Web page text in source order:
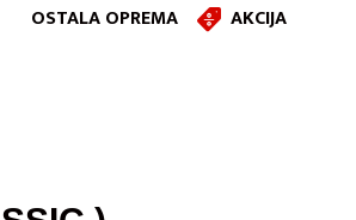
OSTALA OPREMA
AKCIJA